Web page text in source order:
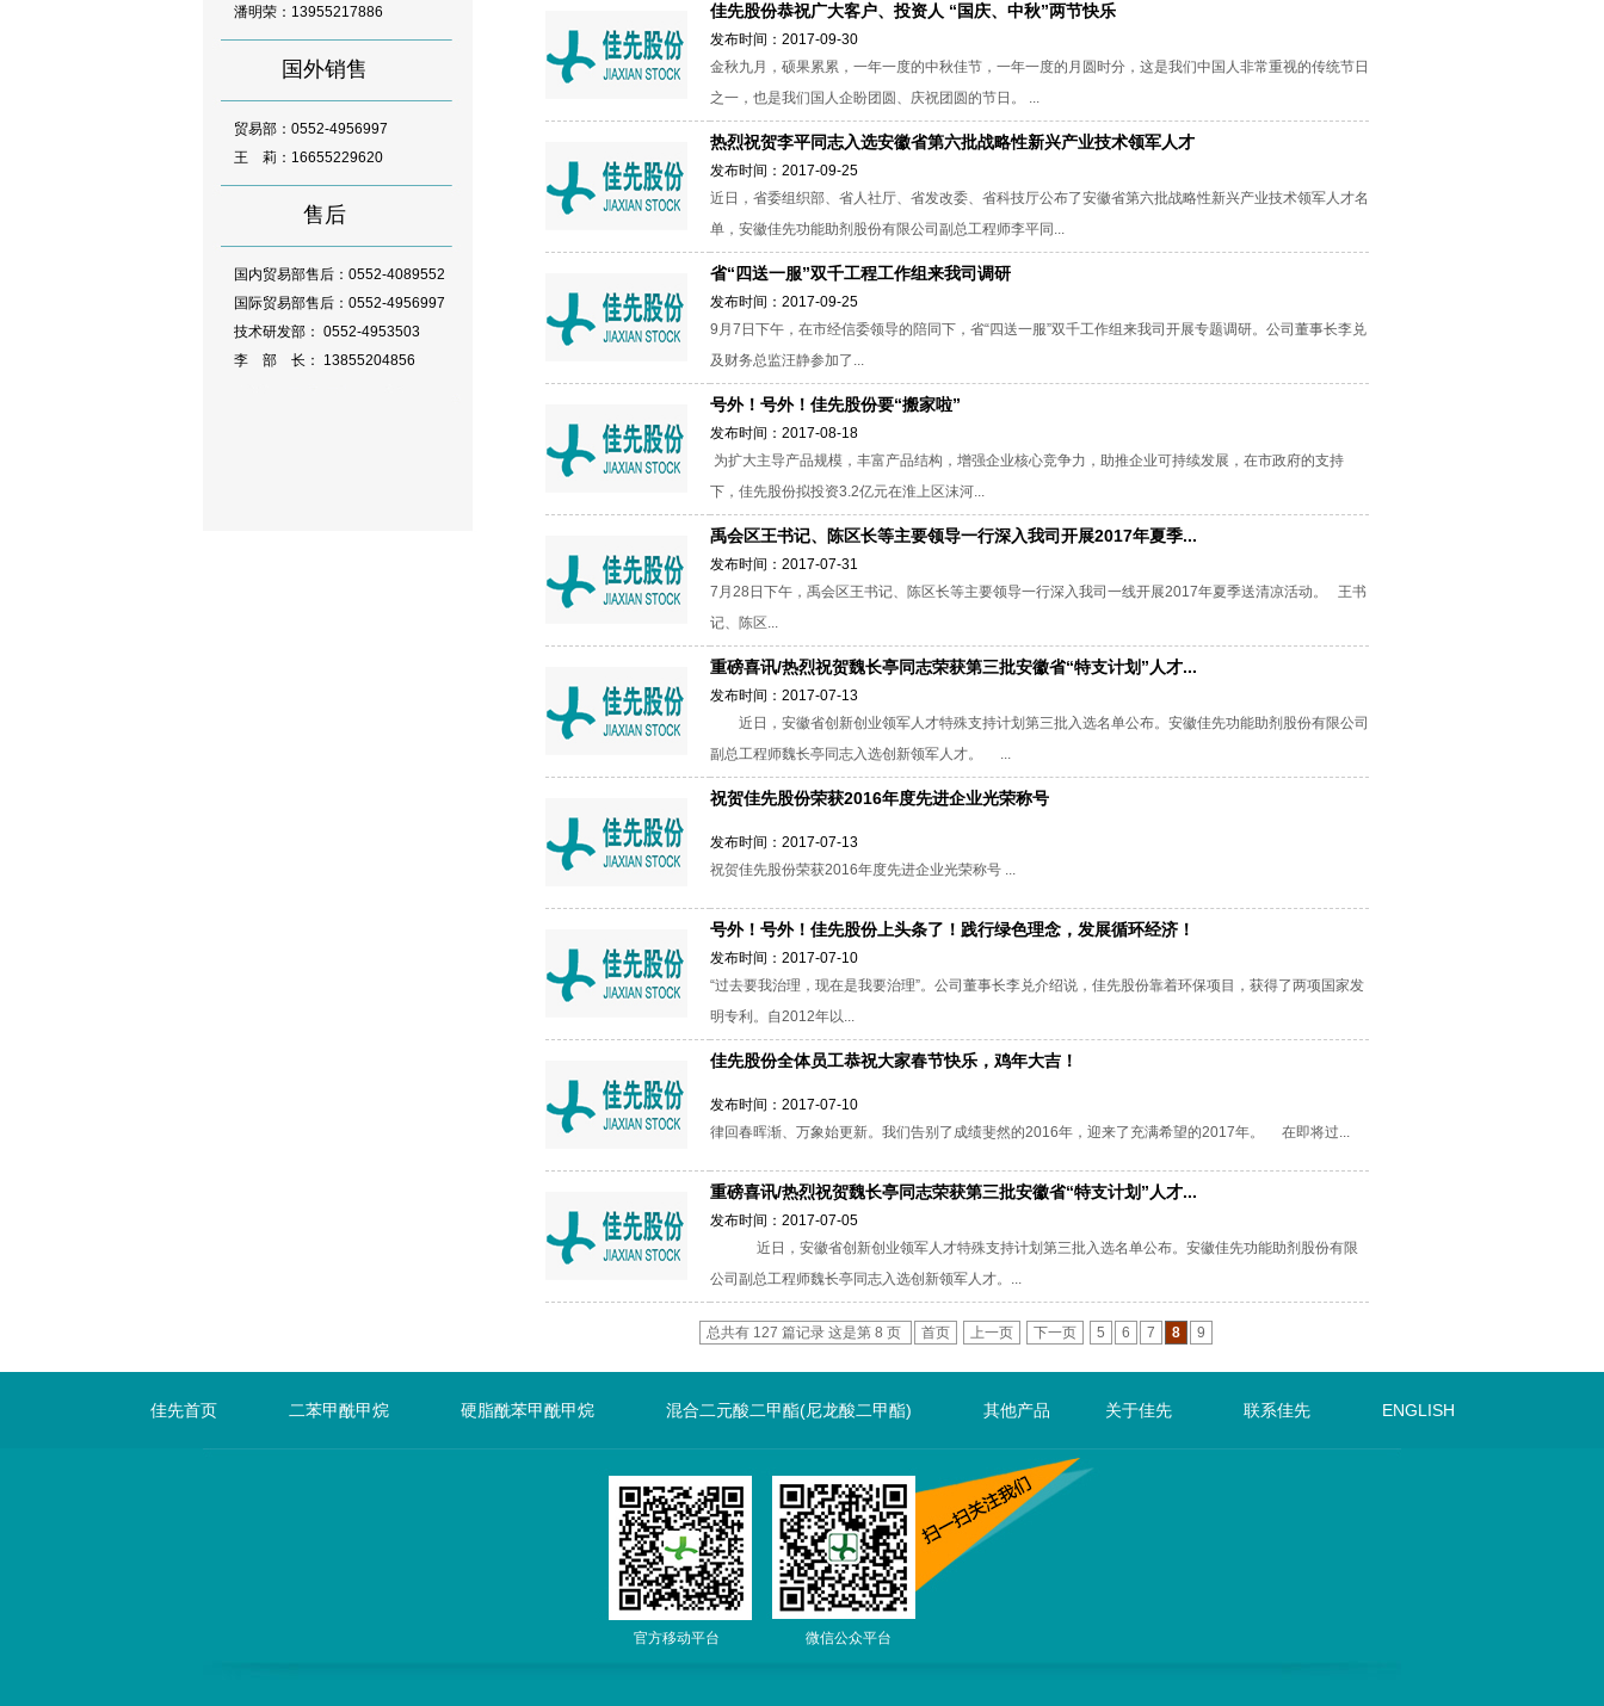
潘明荣：13955217886
国外销售
贸易部：0552-4956997
王 莉：16655229620
售后
国内贸易部售后：0552-4089552
国际贸易部售后：0552-4956997
技术研发部： 0552-4953503
李 部 长： 13855204856
佳先股份恭祝广大客户、投资人 “国庆、中秋”两节快乐
发布时间：2017-09-30
金秋九月，硕果累累，一年一度的中秋佳节，一年一度的月圆时分，这是我们中国人非常重视的传统节日
之一，也是我们国人企盼团圆、庆祝团圆的节日。 ...
热烈祝贺李平同志入选安徽省第六批战略性新兴产业技术领军人才
发布时间：2017-09-25
近日，省委组织部、省人社厅、省发改委、省科技厅公布了安徽省第六批战略性新兴产业技术领军人才名
单，安徽佳先功能助剂股份有限公司副总工程师李平同...
省“四送一服”双千工程工作组来我司调研
发布时间：2017-09-25
9月7日下午，在市经信委领导的陪同下，省“四送一服”双千工作组来我司开展专题调研。公司董事长李兑
及财务总监汪静参加了...
号外！号外！佳先股份要“搬家啦”
发布时间：2017-08-18
为扩大主导产品规模，丰富产品结构，增强企业核心竞争力，助推企业可持续发展，在市政府的支持
下，佳先股份拟投资3.2亿元在淮上区沫河...
禹会区王书记、陈区长等主要领导一行深入我司开展2017年夏季...
发布时间：2017-07-31
7月28日下午，禹会区王书记、陈区长等主要领导一行深入我司一线开展2017年夏季送清凉活动。 王书
记、陈区...
重磅喜讯/热烈祝贺魏长亭同志荣获第三批安徽省“特支计划”人才...
发布时间：2017-07-13
近日，安徽省创新创业领军人才特殊支持计划第三批入选名单公布。安徽佳先功能助剂股份有限公司
副总工程师魏长亭同志入选创新领军人才。 ...
祝贺佳先股份荣获2016年度先进企业光荣称号
发布时间：2017-07-13
祝贺佳先股份荣获2016年度先进企业光荣称号 ...
号外！号外！佳先股份上头条了！践行绿色理念，发展循环经济！
发布时间：2017-07-10
“过去要我治理，现在是我要治理”。公司董事长李兑介绍说，佳先股份靠着环保项目，获得了两项国家发
明专利。自2012年以...
佳先股份全体员工恭祝大家春节快乐，鸡年大吉！
发布时间：2017-07-10
律回春晖渐、万象始更新。我们告别了成绩斐然的2016年，迎来了充满希望的2017年。 在即将过...
重磅喜讯/热烈祝贺魏长亭同志荣获第三批安徽省“特支计划”人才...
发布时间：2017-07-05
近日，安徽省创新创业领军人才特殊支持计划第三批入选名单公布。安徽佳先功能助剂股份有限
公司副总工程师魏长亭同志入选创新领军人才。...
总共有 127 篇记录 这是第 8 页 首页 上一页 下一页 5 6 7 8 9
佳先首页 二苯甲酰甲烷 硬脂酰苯甲酰甲烷 混合二元酸二甲酯(尼龙酸二甲酯) 其他产品 关于佳先 联系佳先 ENGLISH
官方移动平台 微信公众平台